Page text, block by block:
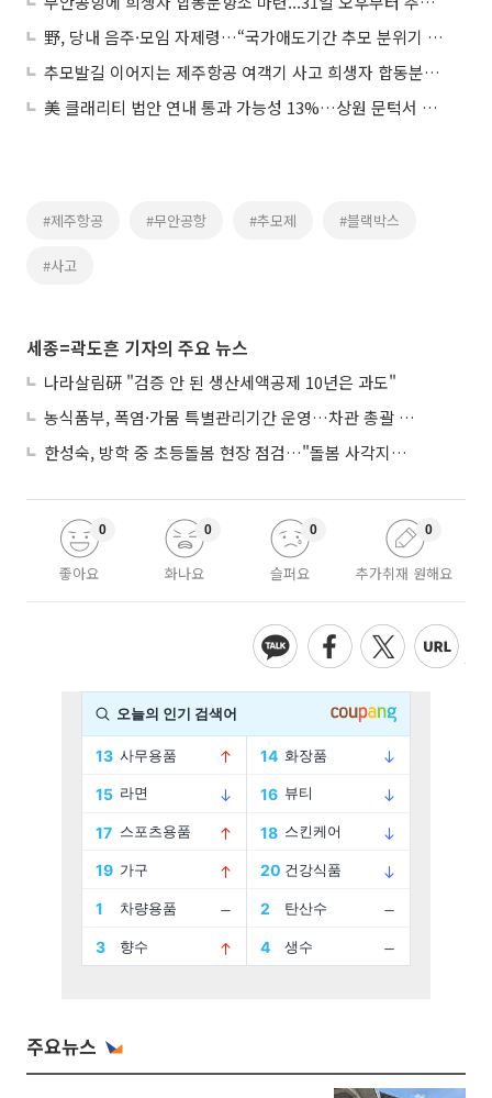
野, 당내 음주·모임 자제령…“국가애도기간 추모 분위기 유지”
추모발길 이어지는 제주항공 여객기 사고 희생자 합동분향소
美 클래리티 법안 연내 통과 가능성 13%…상원 문턱서 제동
#제주항공 #무안공항 #추모제 #블랙박스
#사고
세종=곽도흔 기자의 주요 뉴스
나라살림硏 "검증 안 된 생산세액공제 10년은 과도"
농식품부, 폭염·가뭄 특별관리기간 운영…차관 총괄 대응체계 격상
한성숙, 방학 중 초등돌봄 현장 점검…"돌봄 사각지대 없애야"
좋아요
0
화나요
0
슬퍼요
0
추가취재 원해요
0
주요뉴스